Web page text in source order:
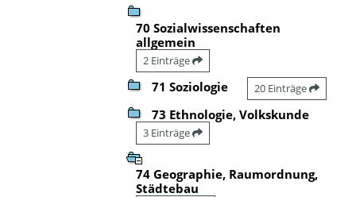
70 Sozialwissenschaften
allgemein
2 Einträge
71 Soziologie 20 Einträge
73 Ethnologie, Volkskunde
3 Einträge
74 Geographie, Raumordnung,
Städtebau